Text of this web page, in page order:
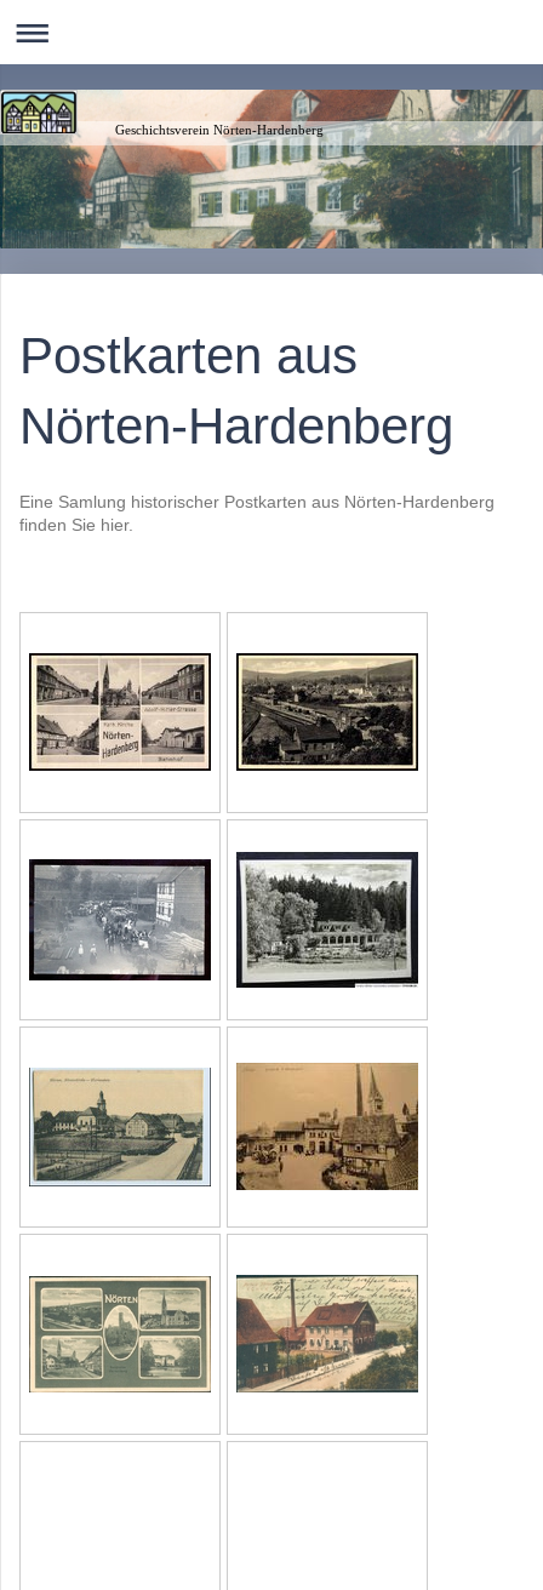
Geschichtsverein Nörten-Hardenberg
Postkarten aus
Nörten-Hardenberg
Eine Samlung historischer Postkarten aus Nörten-Hardenberg
finden Sie hier.